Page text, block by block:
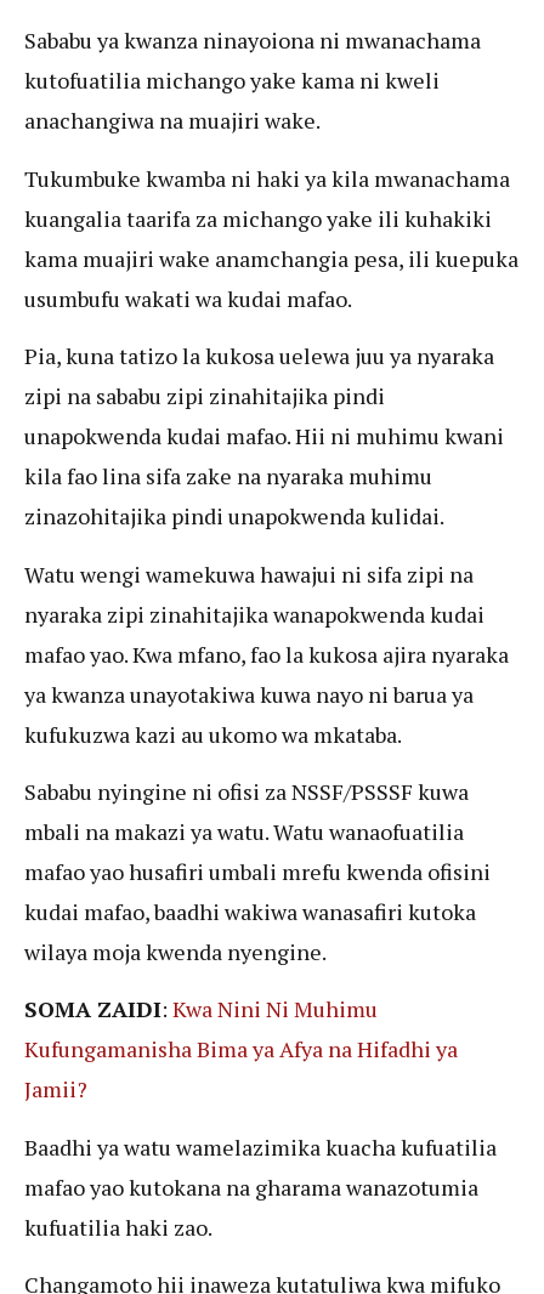
Sababu ya kwanza ninayoiona ni mwanachama
kutofuatilia michango yake kama ni kweli
anachangiwa na muajiri wake.
Tukumbuke kwamba ni haki ya kila mwanachama
kuangalia taarifa za michango yake ili kuhakiki
kama muajiri wake anamchangia pesa, ili kuepuka
usumbufu wakati wa kudai mafao.
Pia, kuna tatizo la kukosa uelewa juu ya nyaraka
zipi na sababu zipi zinahitajika pindi
unapokwenda kudai mafao. Hii ni muhimu kwani
kila fao lina sifa zake na nyaraka muhimu
zinazohitajika pindi unapokwenda kulidai.
Watu wengi wamekuwa hawajui ni sifa zipi na
nyaraka zipi zinahitajika wanapokwenda kudai
mafao yao. Kwa mfano, fao la kukosa ajira nyaraka
ya kwanza unayotakiwa kuwa nayo ni barua ya
kufukuzwa kazi au ukomo wa mkataba.
Sababu nyingine ni ofisi za NSSF/PSSSF kuwa
mbali na makazi ya watu. Watu wanaofuatilia
mafao yao husafiri umbali mrefu kwenda ofisini
kudai mafao, baadhi wakiwa wanasafiri kutoka
wilaya moja kwenda nyengine.
SOMA ZAIDI: Kwa Nini Ni Muhimu
Kufungamanisha Bima ya Afya na Hifadhi ya
Jamii?
Baadhi ya watu wamelazimika kuacha kufuatilia
mafao yao kutokana na gharama wanazotumia
kufuatilia haki zao.
Changamoto hii inaweza kutatuliwa kwa mifuko